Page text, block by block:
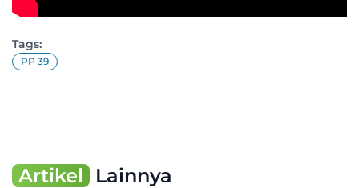
Tags:
PP 39
Artikel Lainnya